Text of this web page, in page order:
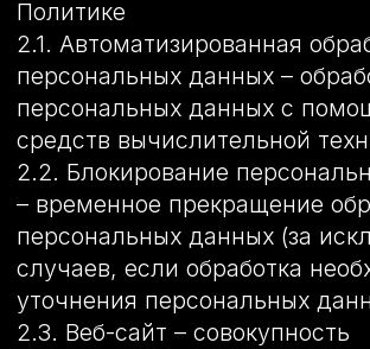
сетевому адресу http://оклейка-авто-
пленкой.com.
2.4. Информационная система
персональных данных — совокупность
содержащихся в базах данных
персональных данных, и
обеспечивающих их обработку
информационных технологий и
технических средств.
2.5. Обезличивание персональных
данных — действия, в результате
которых невозможно определить без
использования дополнительной
информации принадлежность
персональных данных конкретному